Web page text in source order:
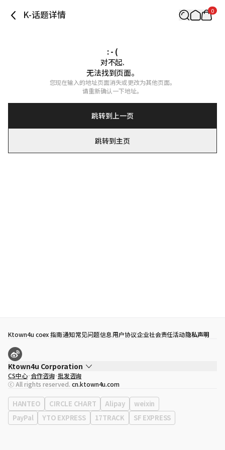
K-话题详情 0
: - (
对不起.
无法找到页面。
您现在输入的地址页面消失或更改为其他页面。
请重新确认一下地址。
跳转到上一页
跳转到主页
Ktown4u coex 指南通知常见问题信息用户协议企业社会责任活动隐私声明
Ktown4u Corporation
代表
宋効珉
营业执照 120-87-71116
公司地址 首尔特别市 江南区 岭东大路 513号 3楼 （三成洞， coex)
CS中心 合作咨询 批发咨询
ⓒ All rights reserved. cn.ktown4u.com
HANTEO CIRCLE CHART Alipay
weixin
PayPal
YTO EXPRESS 17TRACK SF EXPRESS